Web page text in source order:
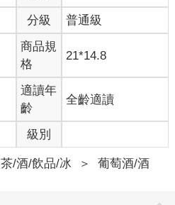
分級 普通級
商品規
格
21*14.8
適讀年
齡
全齡適讀
級別
茶/酒/飲品/冰 ＞ 葡萄酒/酒